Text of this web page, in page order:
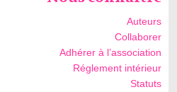
Auteurs
Collaborer
Adhérer à l’association
Réglement intérieur
Statuts